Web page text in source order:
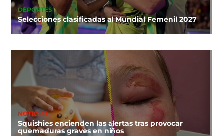
DEPORTES
Selecciones clasificadas al Mundial Femenil 2027
NOTICIAS
Squishies encienden las alertas tras provocar
quemaduras graves en niños